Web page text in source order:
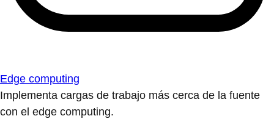
Edge computing
Implementa cargas de trabajo más cerca de la fuente
con el edge computing.